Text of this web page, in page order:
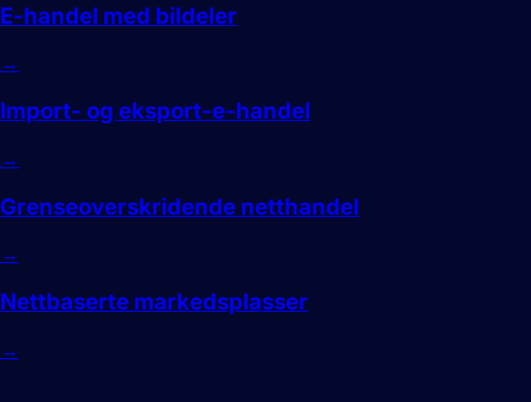
E-handel med bildeler
→
Import- og eksport-e-handel
→
Grenseoverskridende netthandel
→
Nettbaserte markedsplasser
→